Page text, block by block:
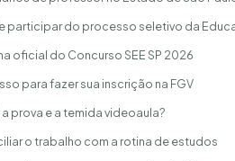
participar do processo seletivo da
oficial do Concurso SEE SP 2026
para fazer sua inscrição na FGV
prova e a temida videoaula?
o trabalho com a rotina de estudos